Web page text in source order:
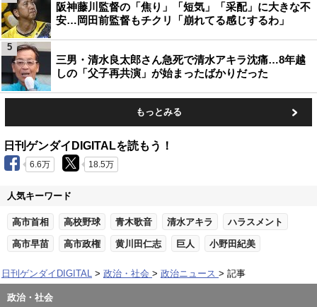
阪神藤川監督の「焦り」「短気」「采配」に大きな不
安…岡田前監督もチクリ「崩れてる感じするわ」
三男・清水良太郎さん急死で清水アキラ沈痛…8年越
しの「父子再共演」が始まったばかりだった
5
もっとみる
日刊ゲンダイDIGITALを読もう！
6.6万 18.5万
人気キーワード
高市首相 高校野球 青木歌音 清水アキラ ハラスメント
高市早苗 高市政権 黄川田仁志 巨人 小野田紀美
日刊ゲンダイDIGITAL 政治・社会 政治ニュース 記事
政治・社会